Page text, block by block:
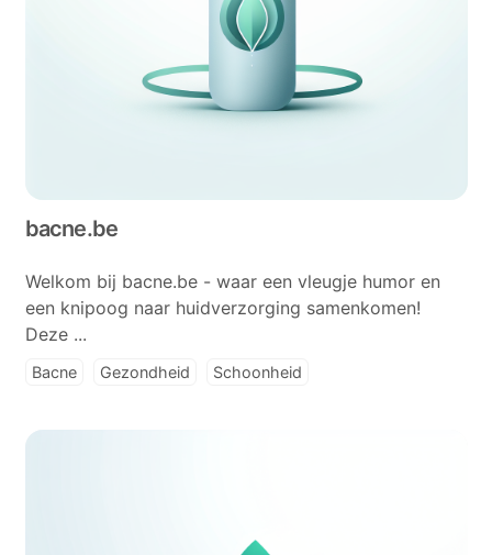
bacne.be
Welkom bij bacne.be - waar een vleugje humor en
een knipoog naar huidverzorging samenkomen!
Deze ...
Bacne Gezondheid Schoonheid